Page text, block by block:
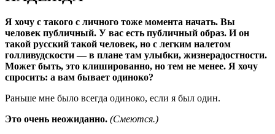
Я хочу с такого с личного тоже момента начать. Вы
человек публичный. У вас есть публичный образ. И он
такой русский такой человек, но с легким налетом
голливудскости — в плане там улыбки, жизнерадостности.
Может быть, это клишированно, но тем не менее. Я хочу
спросить: а вам бывает одиноко?
Раньше мне было всегда одиноко, если я был один.
Это очень неожиданно. (Смеются.)